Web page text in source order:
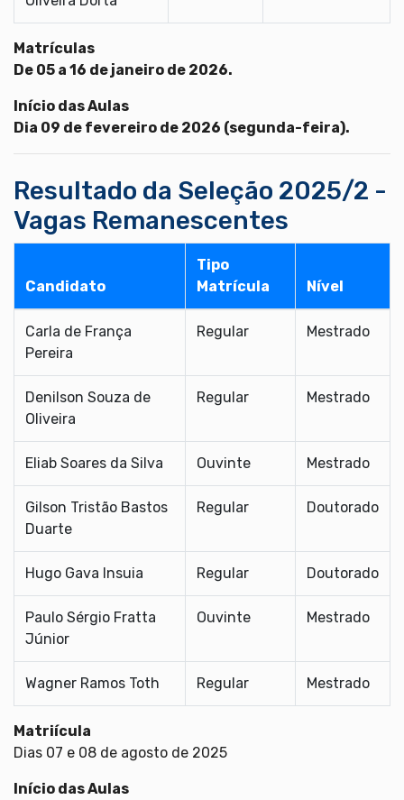
Matrículas
De 05 a 16 de janeiro de 2026.
Início das Aulas
Dia 09 de fevereiro de 2026 (segunda-feira).
Resultado da Seleção 2025/2 -
Vagas Remanescentes
Candidato
Tipo
Matrícula
Nível
Carla de França
Pereira
Regular Mestrado
Denilson Souza de
Oliveira
Regular Mestrado
Eliab Soares da Silva Ouvinte Mestrado
Gilson Tristão Bastos
Duarte
Regular Doutorado
Hugo Gava Insuia Regular Doutorado
Paulo Sérgio Fratta
Júnior
Ouvinte Mestrado
Wagner Ramos Toth Regular Mestrado
Matriícula
Dias 07 e 08 de agosto de 2025
Início das Aulas